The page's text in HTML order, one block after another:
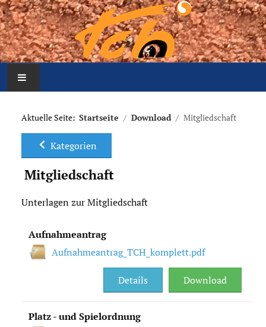
Aktuelles
Meldung Arbeitseinsatz
Impressum
Aktuelle Seite: Startseite Download Mitgliedschaft
Kategorien
Mitgliedschaft
Unterlagen zur Mitgliedschaft
Aufnahmeantrag
Aufnahmeantrag_TCH_komplett.pdf
Download
Details
Platz - und Spielordnung